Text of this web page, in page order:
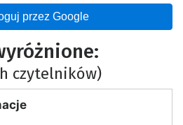
przez Google
czytelników)